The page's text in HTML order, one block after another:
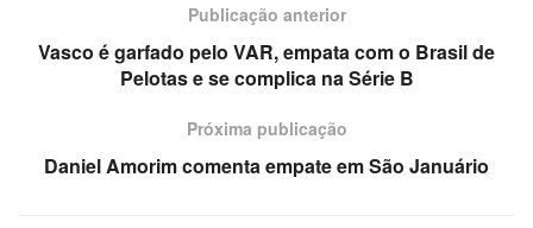
Publicação anterior
Vasco é garfado pelo VAR, empata com o Brasil de
Pelotas e se complica na Série B
Próxima publicação
Daniel Amorim comenta empate em São Januário